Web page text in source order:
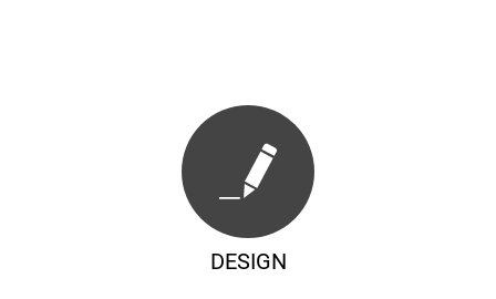
DESIGN